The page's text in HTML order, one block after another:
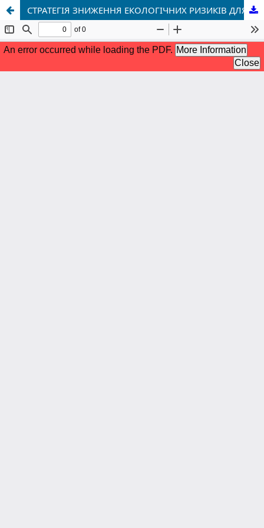
СТРАТЕГІЯ ЗНИЖЕННЯ ЕКОЛОГІЧНИХ РИЗИКІВ ДЛЯ ВОДНИХ ОБ’ЄКТІВ РІВНЕНСЬКОГО РАЙОНУ ЗА УМОВ ЗМІНИ КЛІМАТУ